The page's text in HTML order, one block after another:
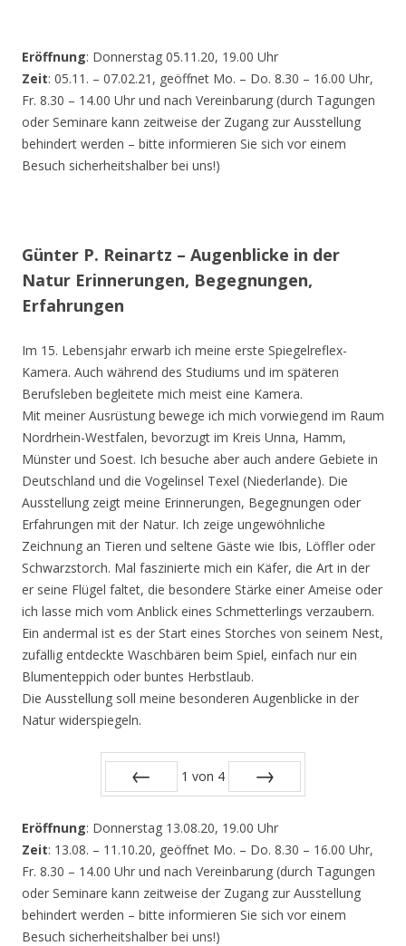
Eröffnung: Donnerstag 05.11.20, 19.00 Uhr
Zeit: 05.11. – 07.02.21, geöffnet Mo. – Do. 8.30 – 16.00 Uhr,
Fr. 8.30 – 14.00 Uhr und nach Vereinbarung (durch Tagungen
oder Seminare kann zeitweise der Zugang zur Ausstellung
behindert werden – bitte informieren Sie sich vor einem
Besuch sicherheitshalber bei uns!)
Günter P. Reinartz – Augenblicke in der
Natur Erinnerungen, Begegnungen,
Erfahrungen
Im 15. Lebensjahr erwarb ich meine erste Spiegelreflex-
Kamera. Auch während des Studiums und im späteren
Berufsleben begleitete mich meist eine Kamera.
Mit meiner Ausrüstung bewege ich mich vorwiegend im Raum
Nordrhein-Westfalen, bevorzugt im Kreis Unna, Hamm,
Münster und Soest. Ich besuche aber auch andere Gebiete in
Deutschland und die Vogelinsel Texel (Niederlande). Die
Ausstellung zeigt meine Erinnerungen, Begegnungen oder
Erfahrungen mit der Natur. Ich zeige ungewöhnliche
Zeichnung an Tieren und seltene Gäste wie Ibis, Löffler oder
Schwarzstorch. Mal faszinierte mich ein Käfer, die Art in der
er seine Flügel faltet, die besondere Stärke einer Ameise oder
ich lasse mich vom Anblick eines Schmetterlings verzaubern.
Ein andermal ist es der Start eines Storches von seinem Nest,
zufällig entdeckte Waschbären beim Spiel, einfach nur ein
Blumenteppich oder buntes Herbstlaub.
Die Ausstellung soll meine besonderen Augenblicke in der
Natur widerspiegeln.
1 von 4
Eröffnung: Donnerstag 13.08.20, 19.00 Uhr
Zeit: 13.08. – 11.10.20, geöffnet Mo. – Do. 8.30 – 16.00 Uhr,
Fr. 8.30 – 14.00 Uhr und nach Vereinbarung (durch Tagungen
oder Seminare kann zeitweise der Zugang zur Ausstellung
behindert werden – bitte informieren Sie sich vor einem
Besuch sicherheitshalber bei uns!)